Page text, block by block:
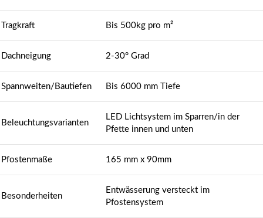
Tragkraft Bis 500kg pro m²
Dachneigung 2-30° Grad
Spannweiten/Bautiefen Bis 6000 mm Tiefe
Beleuchtungsvarianten
LED Lichtsystem im Sparren/in der
Pfette innen und unten
Pfostenmaße 165 mm x 90mm
Besonderheiten
Entwässerung versteckt im
Pfostensystem